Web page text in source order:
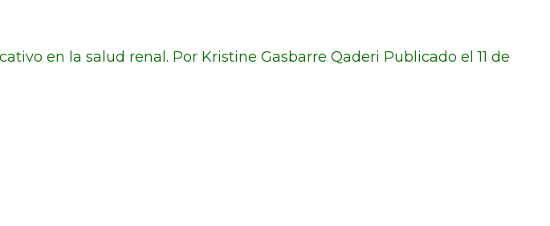
en la salud renal. Por Kristine Gasbarre Qaderi Publicado el 11 de